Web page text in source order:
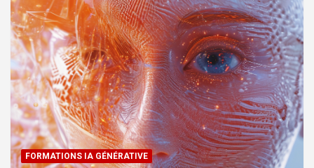
FORMATIONS IA GÉNÉRATIVE